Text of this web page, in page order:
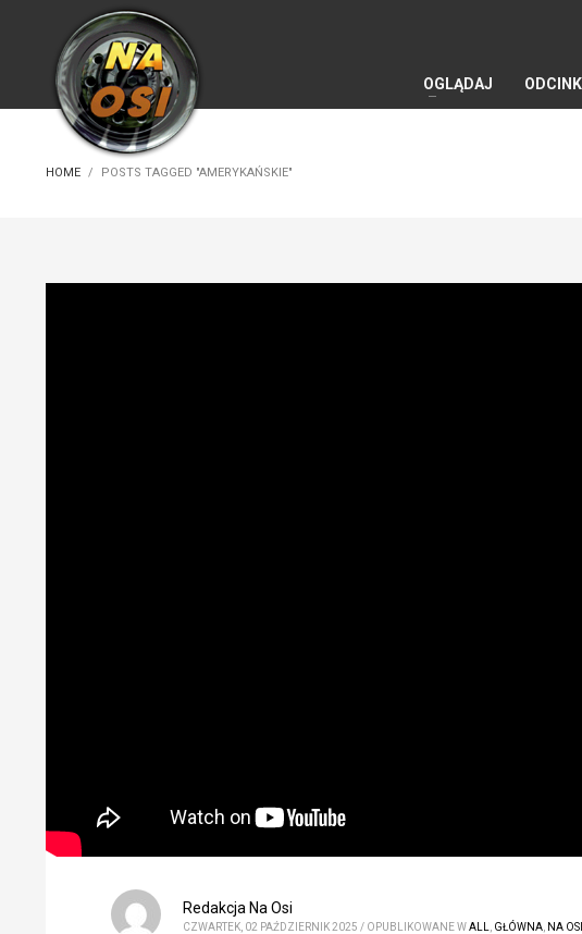
OGLĄDAJ
HOME POSTS TAGGED "AMERYKAŃSKIE"
Redakcja Na Osi
CZWARTEK, 02 PAŹDZIERNIK 2025 / OPUBLIKOWANE WALL GŁÓWNA NA